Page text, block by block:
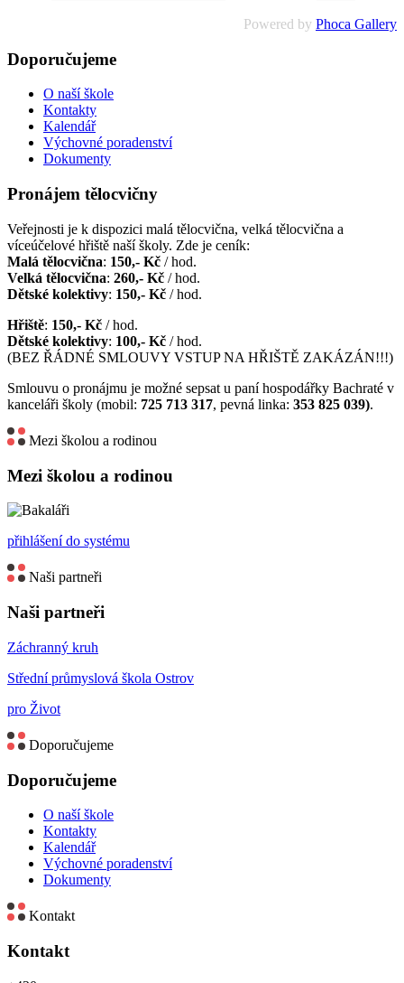
Powered by Phoca Gallery
Doporučujeme
O naší škole
Kontakty
Kalendář
Výchovné poradenství
Dokumenty
Pronájem tělocvičny
Veřejnosti je k dispozici malá tělocvična, velká tělocvična a
víceúčelové hřiště naší školy. Zde je ceník:
Malá tělocvična: 150,- Kč / hod.
Velká tělocvična: 260,- Kč / hod.
Dětské kolektivy: 150,- Kč / hod.
Hřiště: 150,- Kč / hod.
Dětské kolektivy: 100,- Kč / hod.
(BEZ ŘÁDNÉ SMLOUVY VSTUP NA HŘIŠTĚ ZAKÁZÁN!!!)
Smlouvu o pronájmu je možné sepsat u paní hospodářky Bachraté v
kanceláři školy (mobil: 725 713 317, pevná linka: 353 825 039).
Mezi školou a rodinou
Mezi školou a rodinou
přihlášení do systému
Naši partneři
Naši partneři
Záchranný kruh
Střední průmyslová škola Ostrov
pro Život
Doporučujeme
Doporučujeme
O naší škole
Kontakty
Kalendář
Výchovné poradenství
Dokumenty
Kontakt
Kontakt